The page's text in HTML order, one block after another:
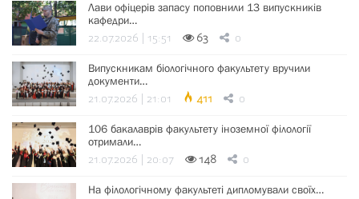
Лави офіцерів запасу поповнили 13 випускників
кафедри…
22.07.2026 | 15:51 63 0
Випускникам біологічного факультету вручили
документи…
21.07.2026 | 21:01 411 0
106 бакалаврів факультету іноземної філології
отримали…
21.07.2026 | 20:07 148 0
На філологічному факультеті дипломували своїх…